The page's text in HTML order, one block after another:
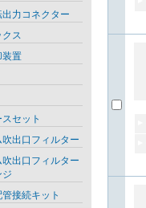
力コネクター
クス
装置
セット
吹出口フィルター
吹出口フィルター
ジ
管接続キット